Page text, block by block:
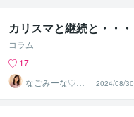
カリスマと継続と・・・
コラム
17
なごみーな♡癒
し系心のサポー
ター
2024/08/30